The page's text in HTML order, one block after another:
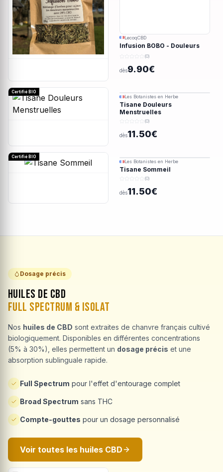
LecoqCBD
Infusion BOBO - Douleurs
menstruelles - 28g
(0)
dès9.90€
Certifié BIO
Les Botanistes en Herbe
Tisane Douleurs
Menstruelles
(0)
dès11.50€
Certifié BIO
Les Botanistes en Herbe
Tisane Sommeil
(0)
dès11.50€
Dosage précis
Huiles de CBD
Full Spectrum & Isolat
Nos huiles de CBD sont extraites de chanvre français cultivé
biologiquement. Disponibles en différentes concentrations
(5% à 30%), elles permettent un dosage précis et une
absorption sublinguale rapide.
Full Spectrum pour l'effet d'entourage complet
Broad Spectrum sans THC
Compte-gouttes pour un dosage personnalisé
Voir toutes les huiles CBD